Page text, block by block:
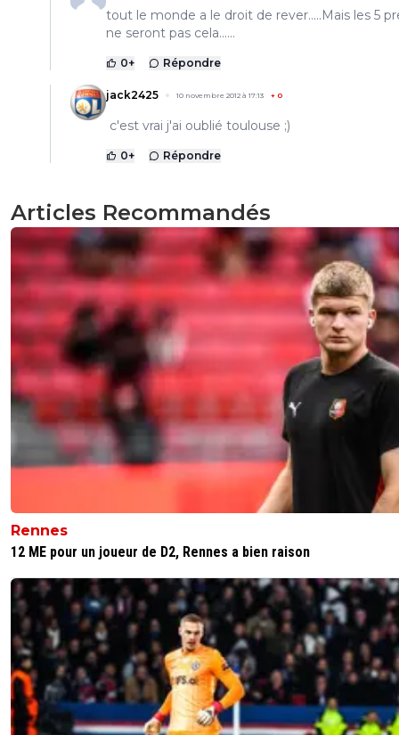
tout le monde a le droit de rever.....Mais les 5
ne seront pas cela......
0+ Répondre
jack2425 10 novembre 2012 à 17:13 + 0
c'est vrai j'ai oublié toulouse ;)
0+ Répondre
Articles Recommandés
Rennes
12 ME pour un joueur de D2, Rennes a bien raison